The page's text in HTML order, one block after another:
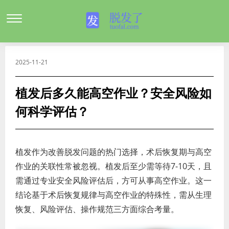
2025-11-21
植发后多久能高空作业？安全风险如
何科学评估？
植发作为改善脱发问题的热门选择，术后恢复期与高空
作业的关联性常被忽视。植发后至少需等待7-10天，且
需通过专业安全风险评估后，方可从事高空作业。这一
结论基于术后恢复规律与高空作业的特殊性，需从生理
恢复、风险评估、操作规范三方面综合考量。